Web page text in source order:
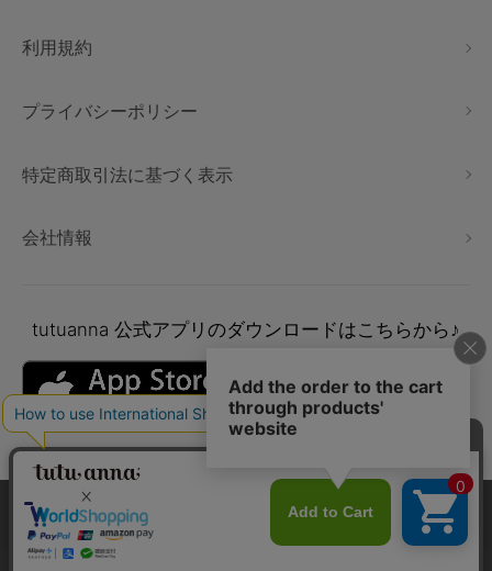
利用規約
プライバシーポリシー
特定商取引法に基づく表示
会社情報
tutuanna 公式アプリのダウンロードはこちらから♪
本サイトでは、より快適にご利用いただけるようCookieを利用し
ています。詳細については
プライバシポリシー
をご確認くださ
い。